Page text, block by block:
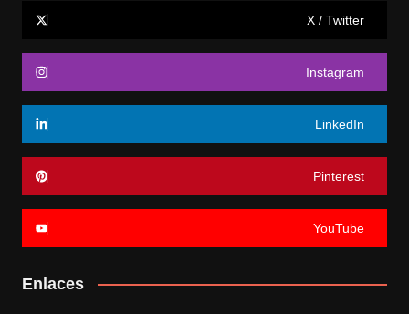
X / Twitter
Instagram
LinkedIn
Pinterest
YouTube
Enlaces